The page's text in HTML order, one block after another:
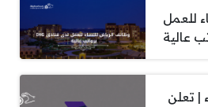
للعمل
| تعلن